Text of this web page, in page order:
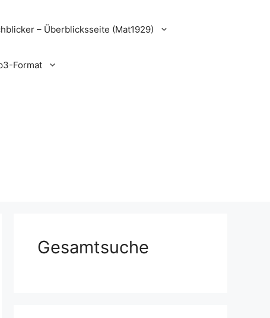
– Überblicksseite (Mat1929)
Format
Gesamtsuche